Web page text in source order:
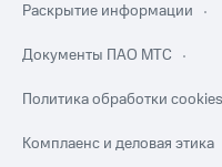
Раскрытие информации
Документы ПАО МТС
Политика обработки cookies
Комплаенс и деловая этика